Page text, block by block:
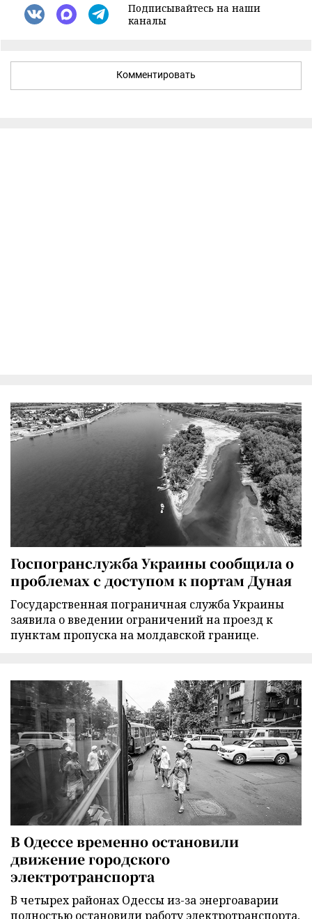
Подписывайтесь на наши
каналы
Комментировать
Госпогранслужба Украины сообщила о
проблемах с доступом к портам Дуная
Государственная пограничная служба Украины
заявила о введении ограничений на проезд к
пунктам пропуска на молдавской границе.
В Одессе временно остановили
движение городского
электротранспорта
В четырех районах Одессы из-за энергоаварии
полностью остановили работу электротранспорта,